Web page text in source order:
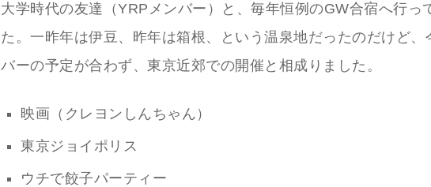
大学時代の友達（YRPメンバー）と、毎年恒例のGW合宿へ行っ
た。一昨年は伊豆、昨年は箱根、という温泉地だったのだけど、
バーの予定が合わず、東京近郊での開催と相成りました。
映画（クレヨンしんちゃん）
東京ジョイポリス
ウチで餃子パーティー